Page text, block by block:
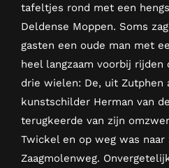
tafeltjes rond met een
Deldense Moppen. Soms
gasten een oude man met
heel langzaam voorbij
drie wielen: De, uit Zutphen
kunstschilder Herman van
terugkeerde van zijn
Twickel en op weg was
Zaagmolenweg.